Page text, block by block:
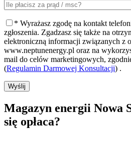
* Wyrażasz zgodę na kontakt
zgłoszenia. Zgadzasz się także na
elektroniczną informacji związanych z
www.neptunenergy.pl oraz na
mail do celów marketingowych,
(Regulamin Darmowej Konsultacji) .
Wyślij
Magazyn energii Nowa
się opłaca?